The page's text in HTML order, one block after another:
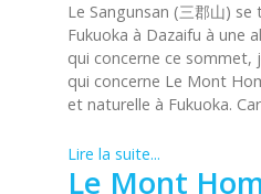
Le Sangunsan (三郡山)
Fukuoka à Dazaifu à une
qui concerne ce sommet,
qui concerne Le Mont
et naturelle à Fukuoka.
Lire la suite...
Le Mont